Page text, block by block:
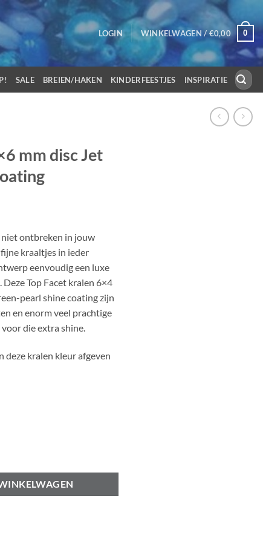
LOGIN WINKELWAGEN /€0,00 0
SALE BREIEN/HAKEN KINDERFEESTJES INSPIRATIE
Zoeken
naar:
mm disc Jet
ontbreken in jouw
kraaltjes in ieder
eenvoudig een luxe
Top Facet kralen 6×4
pearl shine coating zijn
en enorm veel prachtige
die extra shine.
deze kralen kleur afgeven